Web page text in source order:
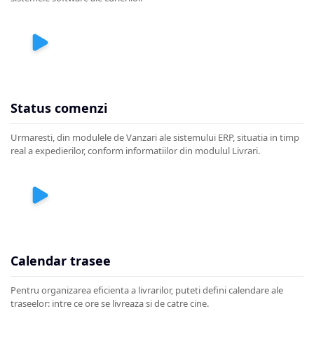
Status comenzi
Urmaresti, din modulele de Vanzari ale sistemului ERP, situatia in timp
real a expedierilor, conform informatiilor din modulul Livrari.
Calendar trasee
Pentru organizarea eficienta a livrarilor, puteti defini calendare ale
traseelor: intre ce ore se livreaza si de catre cine.